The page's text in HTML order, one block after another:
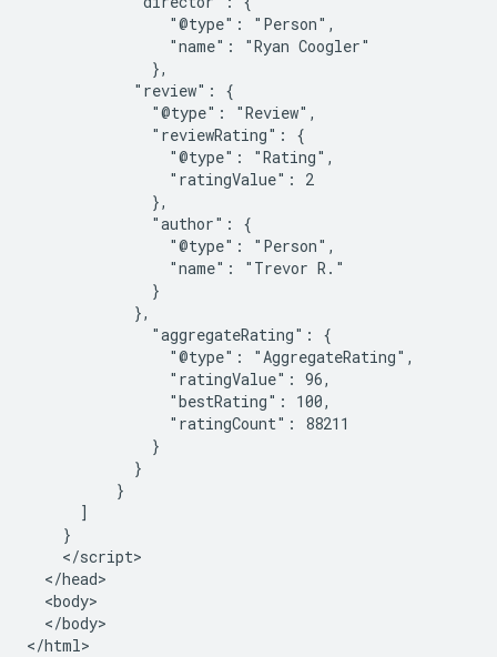
                "@type": "Person",
                "name": "Ryan Coogler"
              },
            "review": {
              "@type": "Review",
              "reviewRating": {
                "@type": "Rating",
                "ratingValue": 2
              },
              "author": {
                "@type": "Person",
                "name": "Trevor R."
              }
            },
              "aggregateRating": {
                "@type": "AggregateRating",
                "ratingValue": 96,
                "bestRating": 100,
                "ratingCount": 88211
              }
            }
          }
      ]
    }
    </script>
  </head>
  <body>
  </body>
</html>